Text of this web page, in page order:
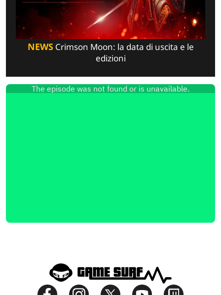
NEWSCrimson Moon: la data di uscita e le
edizioni